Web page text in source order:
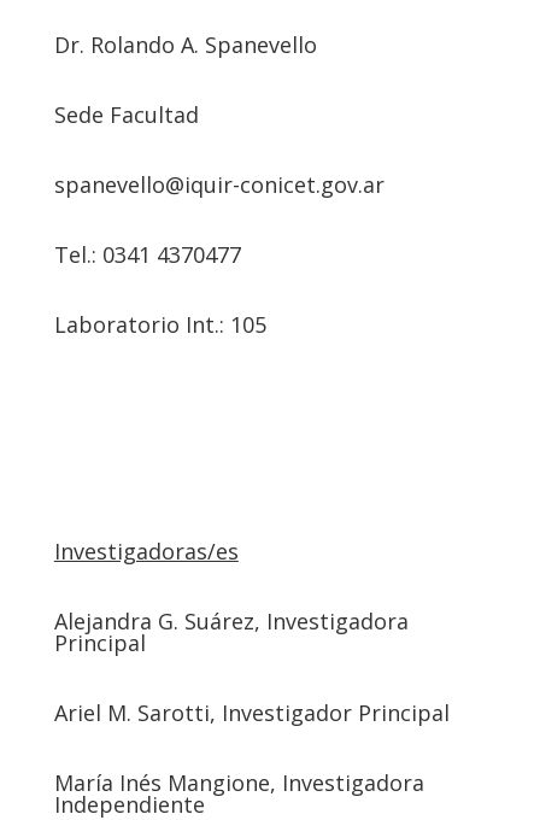
Dr. Rolando A. Spanevello
Sede Facultad
spanevello@iquir-conicet.gov.ar
Tel.: 0341 4370477
Laboratorio Int.: 105
Investigadoras/es
Alejandra G. Suárez, Investigadora
Principal
Ariel M. Sarotti, Investigador Principal
María Inés Mangione, Investigadora
Independiente